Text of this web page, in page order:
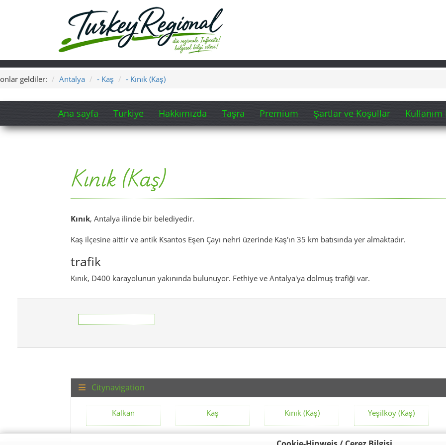
onlar geldiler: Antalya - Kaş - Kınık (Kaş)
Ana sayfa Turkiye Hakkımızda Taşra Premium Şartlar ve Koşullar Kullanım
Kınık (Kaş)
Kınık, Antalya ilinde bir belediyedir.
Kaş ilçesine aittir ve antik Ksantos Eşen Çayı nehri üzerinde Kaş'ın 35 km batısında yer almaktadır.
trafik
Kınık, D400 karayolunun yakınında bulunuyor. Fethiye ve Antalya'ya dolmuş trafiği var.
Citynavigation
Kalkan Kaş Kınık (Kaş) Yeşilköy (Kaş)